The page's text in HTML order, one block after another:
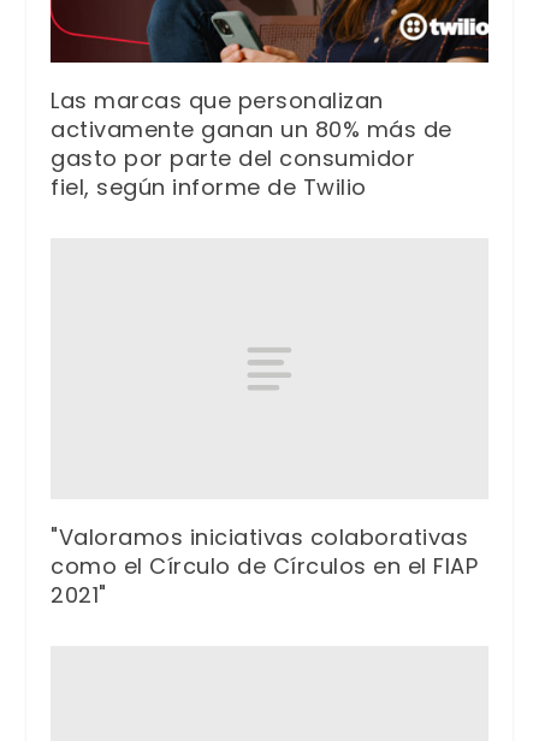
Las marcas que personalizan
activamente ganan un 80% más de
gasto por parte del consumidor
fiel, según informe de Twilio
"Valoramos iniciativas colaborativas
como el Círculo de Círculos en el FIAP
2021"